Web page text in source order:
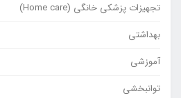
تجهیزات پزشکی خانگی (Home care)
بهداشتی
آموزشی
توانبخشی